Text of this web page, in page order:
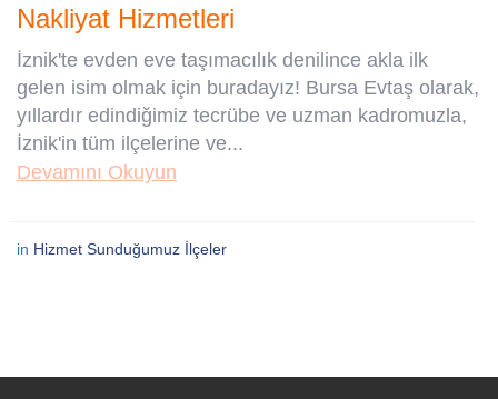
Nakliyat Hizmetleri
İznik'te evden eve taşımacılık denilince akla ilk
gelen isim olmak için buradayız! Bursa Evtaş olarak,
yıllardır edindiğimiz tecrübe ve uzman kadromuzla,
İznik'in tüm ilçelerine ve...
Devamını Okuyun
in Hizmet Sunduğumuz İlçeler